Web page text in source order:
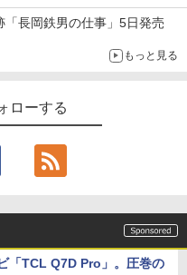
」を聴く
長岡鉄男の仕事」5日発売
もっと見る
ローする
「TCL Q7D Pro」。圧巻の